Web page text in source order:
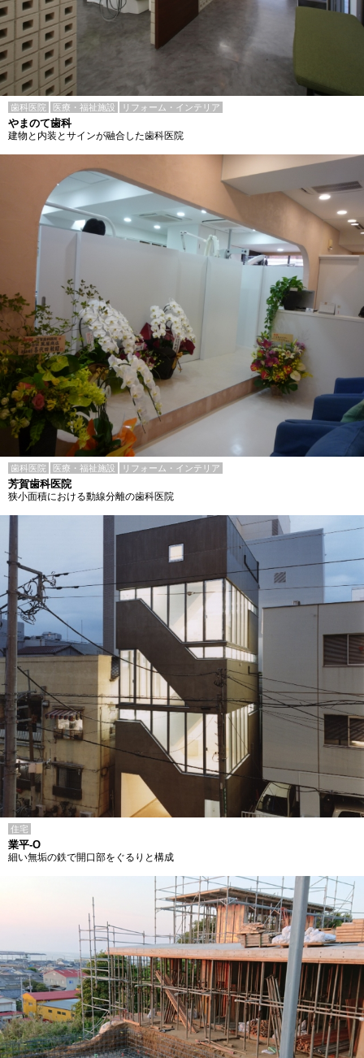
歯科医院 医療・福祉施設 リフォーム・インテリア
やまのて歯科
建物と内装とサインが融合した歯科医院
歯科医院 医療・福祉施設 リフォーム・インテリア
芳賀歯科医院
狭小面積における動線分離の歯科医院
住宅
業平-O
細い無垢の鉄で開口部をぐるりと構成